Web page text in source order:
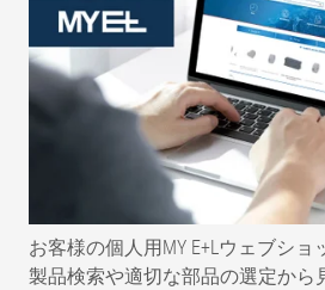
お客様の個人用MY E+Lウェブショ
製品検索や適切な部品の選定から